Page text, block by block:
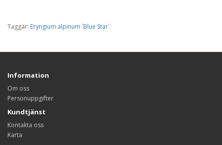
Taggar: Eryngium alpinum `Blue Star´
Information
Om oss
Personuppgifter
Kundtjänst
Kontakta oss
Karta